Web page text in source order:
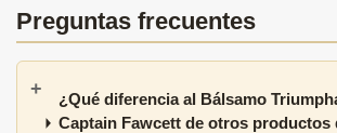
Preguntas frecuentes
¿Qué diferencia al Bálsamo
Captain Fawcett de otros productos